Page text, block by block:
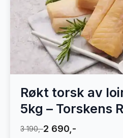
Røkt torsk av
5kg – Torskens
3 190,-2 690,-